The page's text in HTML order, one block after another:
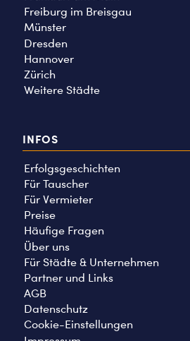
Freiburg im Breisgau
Münster
Dresden
Hannover
Zürich
Weitere Städte
INFOS
Erfolgsgeschichten
Für Tauscher
Für Vermieter
Preise
Häufige Fragen
Über uns
Für Städte & Unternehmen
Partner und Links
AGB
Datenschutz
Cookie-Einstellungen